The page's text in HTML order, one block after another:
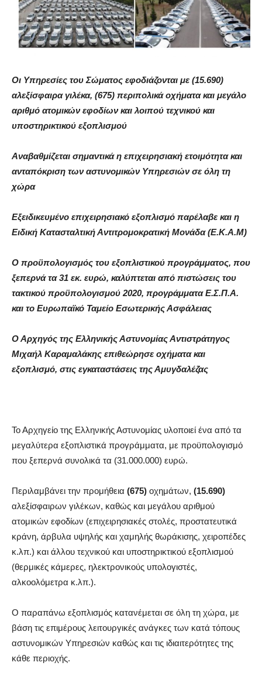
Οι Υπηρεσίες του Σώματος εφοδιάζονται με (15.690)
αλεξίσφαιρα γιλέκα, (675) περιπολικά οχήματα και μεγάλο
αριθμό ατομικών εφοδίων και λοιπού τεχνικού και
υποστηρικτικού εξοπλισμού
Αναβαθμίζεται σημαντικά η επιχειρησιακή ετοιμότητα και
ανταπόκριση των αστυνομικών Υπηρεσιών σε όλη τη
χώρα
Εξειδικευμένο επιχειρησιακό εξοπλισμό παρέλαβε και η
Ειδική Κατασταλτική Αντιτρομοκρατική Μονάδα (Ε.Κ.Α.Μ)
Ο προϋπολογισμός του εξοπλιστικού προγράμματος, που
ξεπερνά τα 31 εκ. ευρώ, καλύπτεται από πιστώσεις του
τακτικού προϋπολογισμού 2020, προγράμματα Ε.Σ.Π.Α.
και το Ευρωπαϊκό Ταμείο Εσωτερικής Ασφάλειας
Ο Αρχηγός της Ελληνικής Αστυνομίας Αντιστράτηγος
Μιχαήλ Καραμαλάκης επιθεώρησε οχήματα και
εξοπλισμό, στις εγκαταστάσεις της Αμυγδαλέζας
Το Αρχηγείο της Ελληνικής Αστυνομίας υλοποιεί ένα από τα
μεγαλύτερα εξοπλιστικά προγράμματα, με προϋπολογισμό
που ξεπερνά συνολικά τα (31.000.000) ευρώ.
Περιλαμβάνει την προμήθεια (675) οχημάτων, (15.690)
αλεξίσφαιρων γιλέκων, καθώς και μεγάλου αριθμού
ατομικών εφοδίων (επιχειρησιακές στολές, προστατευτικά
κράνη, άρβυλα υψηλής και χαμηλής θωράκισης, χειροπέδες
κ.λπ.) και άλλου τεχνικού και υποστηρικτικού εξοπλισμού
(θερμικές κάμερες, ηλεκτρονικούς υπολογιστές,
αλκοολόμετρα κ.λπ.).
Ο παραπάνω εξοπλισμός κατανέμεται σε όλη τη χώρα, με
βάση τις επιμέρους λειτουργικές ανάγκες των κατά τόπους
αστυνομικών Υπηρεσιών καθώς και τις ιδιαιτερότητες της
κάθε περιοχής.